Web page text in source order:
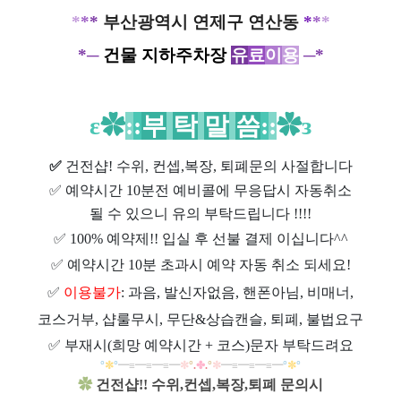
*** 부산광역시 연제구 연산동 ***
*─ 건물 지하주차장 유료이 용 ─*
ε✿::부 탁 말 씀::✿з
✅ 건전샵! 수위, 컨셉,복장, 퇴폐문의 사절합니다
✅ 예약시간 10분전 예비콜에 무응답시 자동취소
될 수 있으니 유의 부탁드립니다 !!!!
✅ 100% 예약제!! 입실 후 선불 결제 이십니다^^
✅ 예약시간 10분 초과시 예약 자동 취소 되세요!
✅ 이용불가: 과음, 발신자없음, 핸폰아님, 비매너,
코스거부, 샵룰무시, 무단&상습캔슬, 퇴폐, 불법요구
✅ 부재시(희망 예약시간 + 코스)문자 부탁드려요
°✼°━≡━≡━≡━✼°.✤.°✼━≡━≡━≡━°✼°
✿ 건전샵!! 수위,컨셉,복장,퇴폐 문의시